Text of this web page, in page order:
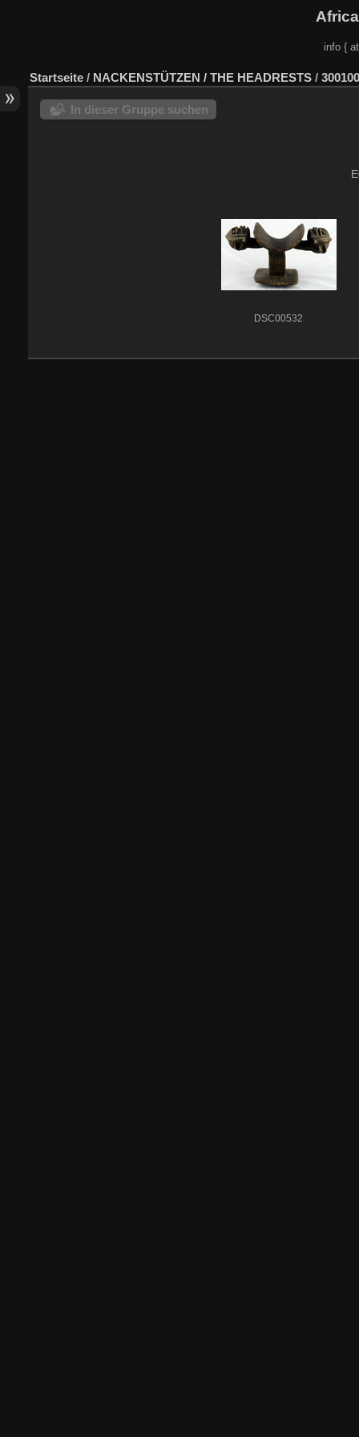
info {
Startseite / NACKENSTÜTZEN / THE HEADRESTS /
In dieser Gruppe suchen
DSC00532